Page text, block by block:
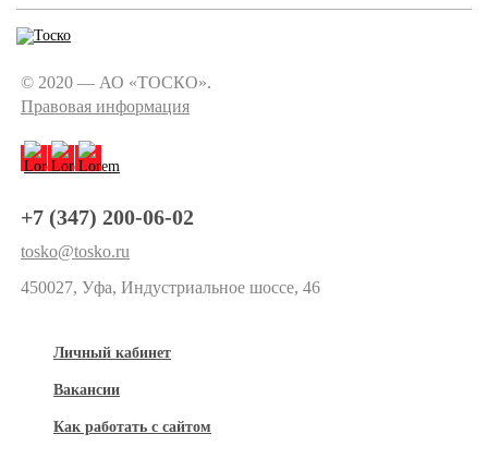
© 2020 — АО «ТОСКО».
Правовая информация
+7 (347) 200-06-02
tosko@tosko.ru
450027, Уфа, Индустриальное шоссе, 46
Личный кабинет
Вакансии
Как работать с сайтом